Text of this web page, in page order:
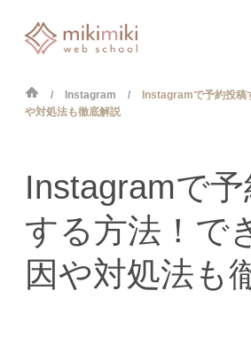
Instagram
Instagramで予約投稿
や対処法も徹底解説
Instagramで
する方法！で
因や対処法も